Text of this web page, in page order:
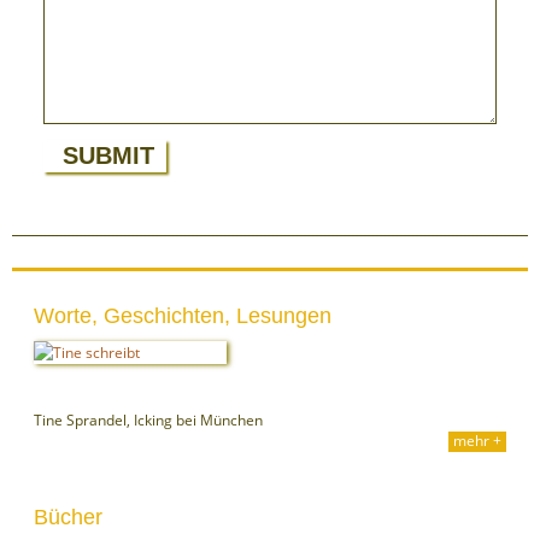
Worte, Geschichten, Lesungen
Tine Sprandel, Icking bei München
mehr +
Bücher